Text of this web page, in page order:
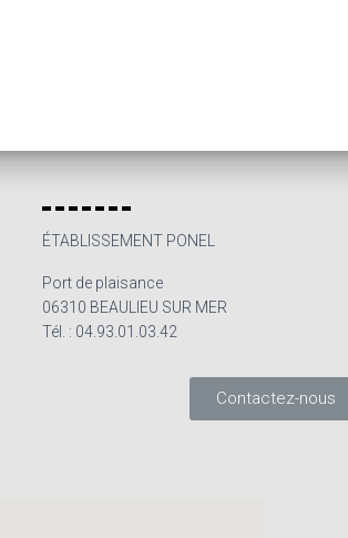
ÉTABLISSEMENT PONEL
Port de plaisance
06310 BEAULIEU SUR MER
Tél. : 04.93.01.03.42
Contactez-nous